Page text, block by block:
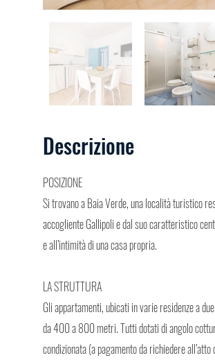
Descrizione
POSIZIONE
Si trovano a Baia Verde, una località turistico
accogliente Gallipoli e dal suo caratteristico
e all’intimità di una casa propria.
LA STRUTTURA
Gli appartamenti, ubicati in varie residenze a
da 400 a 800 metri. Tutti dotati di angolo
condizionata (a pagamento da richiedere